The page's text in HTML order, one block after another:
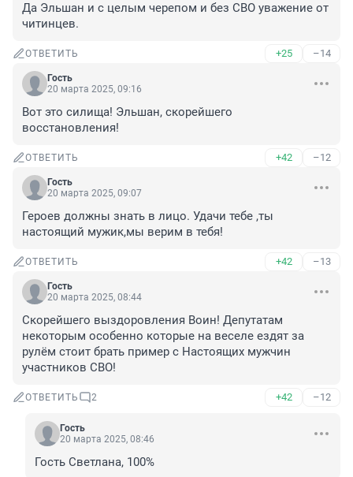
Да Эльшан и с целым черепом и без СВО уважение от
читинцев.
ОТВЕТИТЬ +25 –14
Гость
20 марта 2025, 09:16
Вот это силища! Эльшан, скорейшего
восстановления!
ОТВЕТИТЬ +42 –12
Гость
20 марта 2025, 09:07
Героев должны знать в лицо. Удачи тебе ,ты
настоящий мужик,мы верим в тебя!
ОТВЕТИТЬ +42 –13
Гость
20 марта 2025, 08:44
Скорейшего выздоровления Воин! Депутатам
некоторым особенно которые на веселе ездят за
рулём стоит брать пример с Настоящих мужчин
участников СВО!
ОТВЕТИТЬ 2 +42 –12
Гость
20 марта 2025, 08:46
Гость Светлана, 100%